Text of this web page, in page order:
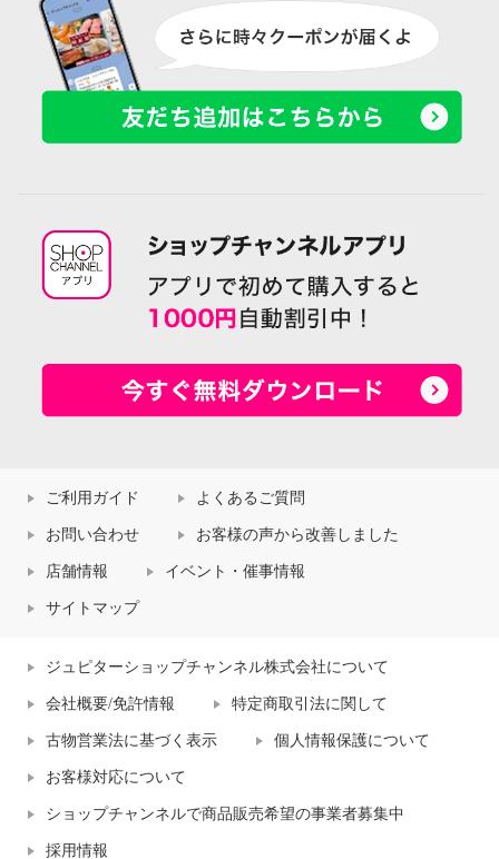
ご利用ガイド よくあるご質問
お問い合わせ お客様の声から改善しました
店舗情報 イベント・催事情報
サイトマップ
ジュピターショップチャンネル株式会社について
会社概要/免許情報 特定商取引法に関して
古物営業法に基づく表示 個人情報保護について
お客様対応について
ショップチャンネルで商品販売希望の事業者募集中
採用情報